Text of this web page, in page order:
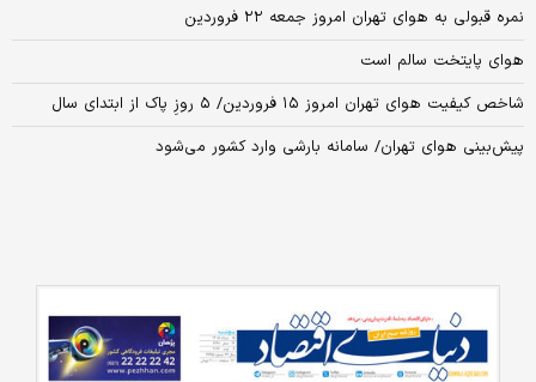
نمره قبولی به هوای تهران امروز جمعه ۲۲ فروردین
هوای پایتخت سالم است
شاخص کیفیت هوای تهران امروز ۱۵ فروردین/ ۵ روزِ پاک از ابتدای سال
پیش‌بینی هوای تهران/ سامانه بارشی وارد کشور می‌شود